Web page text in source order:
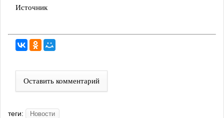
Источник
Оставить комментарий
теги: Новости